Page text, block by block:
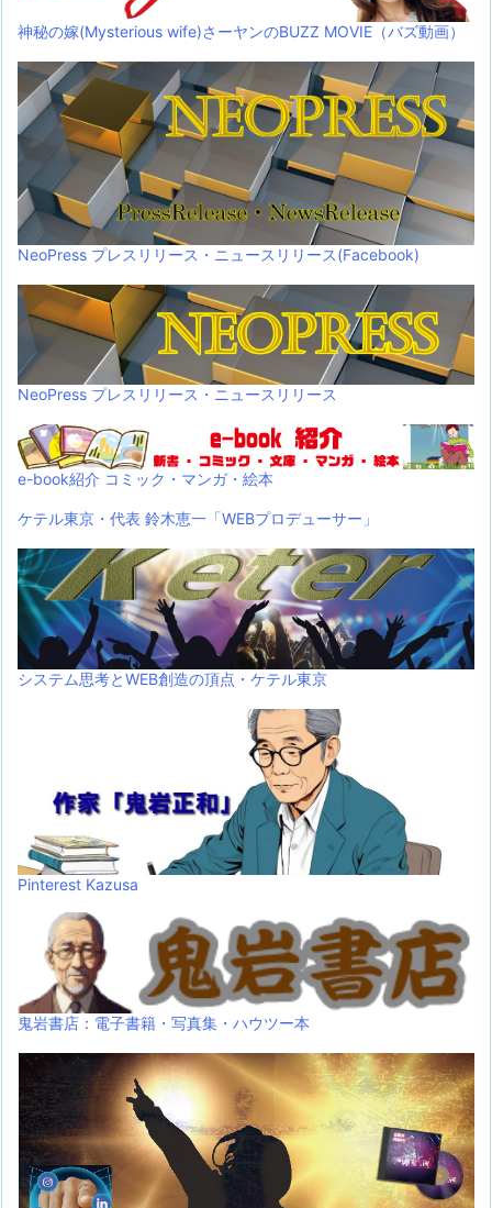
神秘の嫁(Mysterious wife)さーヤンのBUZZ MOVIE（バズ動画）
NeoPress プレスリリース・ニュースリリース(Facebook)
NeoPress プレスリリース・ニュースリリース
e-book紹介 コミック・マンガ・絵本
ケテル東京・代表 鈴木恵一「WEBプロデューサー」
システム思考とWEB創造の頂点・ケテル東京
Pinterest Kazusa
鬼岩書店：電子書籍・写真集・ハウツー本